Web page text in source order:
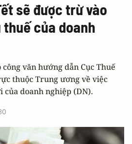
sẽ được trừ vào
của doanh
công văn hướng dẫn Cục Thuế
thuộc Trung ương về việc
của doanh nghiệp (DN).